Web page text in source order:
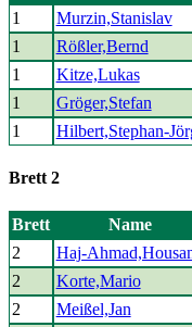
1
Murzin,Stanislav
1
Rößler,Bernd
1
Kitze,Lukas
1
Gröger,Stefan
1
Hilbert,Stephan-
Brett 2
Brett Name
2
Haj-
2
Korte,Mario
2
Meißel,Jan